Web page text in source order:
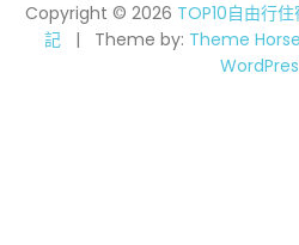
Copyright © 2026 TOP10自由行
記
Theme by: Theme Horse